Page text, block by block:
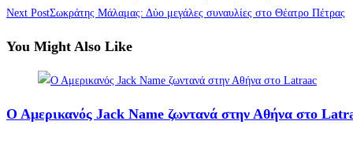
Next PostΣωκράτης Μάλαμας: Δύο μεγάλες συναυλίες στο Θέατρο Πέτρας
You Might Also Like
Ο Αμερικανός Jack Name ζωντανά στην Αθήνα στο